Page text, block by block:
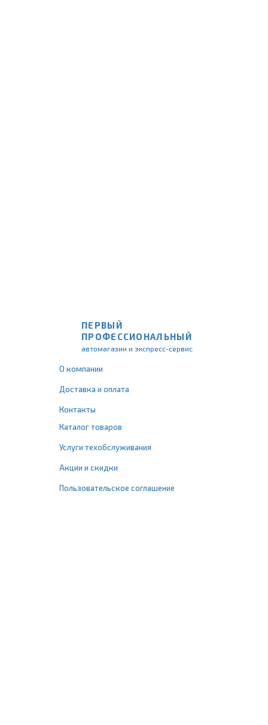
ПЕРВЫЙ
ПРОФЕССИОНАЛЬНЫЙ
автомагазин и экспресс-сервис
О компании
Доставка и оплата
Контакты
Каталог товаров
Услуги техобслуживания
Акции и скидки
Пользовательское соглашение